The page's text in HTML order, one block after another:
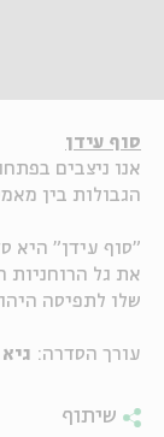
סוף עידן
אנו ניצבים
הגבולות בין
"סוף עידן" היא
שלו לתפיסה
עורך הסדרה:
שיתוף